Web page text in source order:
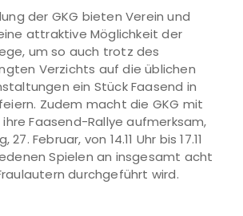
der GKG bieten Verein und
attraktive Möglichkeit der
um so auch trotz des
Verzichts auf die üblichen
ein Stück Faasend in
Zudem macht die GKG mit
Faasend-Rallye aufmerksam,
Februar, von 14.11 Uhr bis 17.11
Spielen an insgesamt acht
durchgeführt wird.